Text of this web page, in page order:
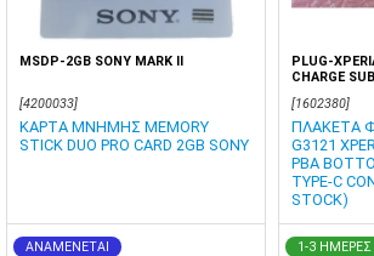
MSDP-2GB SONY MARK II
[4200033]
ΚΑΡΤΑ ΜΝΗΜΗΣ MEMORY
STICK DUO PRO CARD 2GB SONY
ΑΝΑΜΕΝΕΤΑΙ
PLUG-
CHARGE
[1602380]
ΠΛΑΚΕΤΑ
G3121
PBA
TYPE-C
STOCK)
1-3 ΗΜΕΡΕΣ